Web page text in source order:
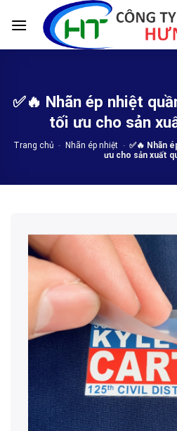
✅🔥 Nhãn ép nhiệt
tối ưu cho sản
Trang chủ - Nhãn ép nhiệt - ✅🔥 Nhãn
ưu cho sản xuất